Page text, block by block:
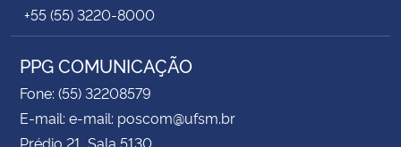
+55 (55) 3220-8000
PPG COMUNICAÇÃO
Fone: (55) 32208579
E-mail: e-mail: poscom@ufsm.br
Prédio 21, Sala 5130